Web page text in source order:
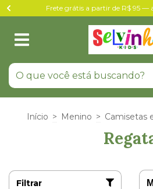
Frete grátis a partir de R$ 95 —
Início > Menino > Camisetas
Filtrar